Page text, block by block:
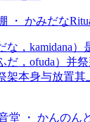
・ かみだな
な，kamidana
だ，ofuda）并
架本身与放置
堂 ・ かんのん